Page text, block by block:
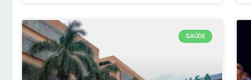
SAÚDE